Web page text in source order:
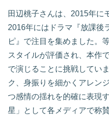
田辺桃子さんは、2015年に
2016年にはドラマ『放課後
ピ』で注目を集めました。
スタイルが評価され、本作
で演じることに挑戦してい
ク、身振りを細かくアレン
つ感情の揺れを的確に表現
星」として各メディアで称